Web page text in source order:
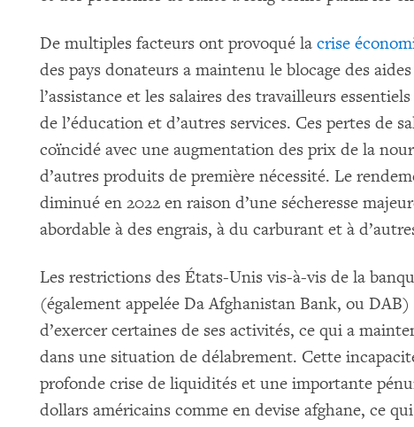
De multiples facteurs ont provoqué lacrise
des pays donateurs a maintenu le blocage des
l’assistance et les salaires des travailleurs
de l’éducation et d’autres services. Ces pertes de
coïncidé avec une augmentation des prix de la
d’autres produits de première nécessité. Le
diminué en 2022 en raison d’une sécheresse
abordable à des engrais, à du carburant et à
Les restrictions des États-Unis vis-à-vis de la
(également appelée Da Afghanistan Bank, ou
d’exercer certaines de ses activités, ce qui a
dans une situation de délabrement. Cette
profonde crise de liquidités et une importante
dollars américains comme en devise afghane, ce